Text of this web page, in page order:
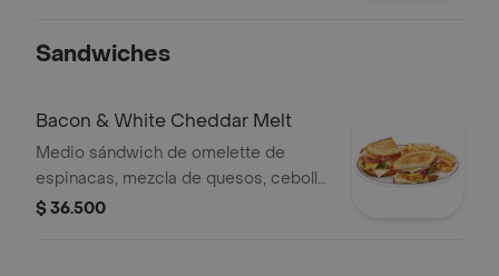
Sandwiches
Bacon & White Cheddar Melt
Medio sándwich de omelette de
espinacas, mezcla de quesos, cebolla
y tocineta en pan artesanal sourdough
$ 36.500